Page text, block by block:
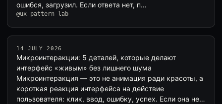
ошибся, загрузил. Если ответа нет, п…
@ux_pattern_lab
14 JULY 2026
Микроинтеракции: 5 деталей, которые делают
интерфейс «живым» без лишнего шума
Микроинтеракция — это не анимация ради красоты, а
короткая реакция интерфейса на действие
пользователя: клик, ввод, ошибку, успех. Если она не…